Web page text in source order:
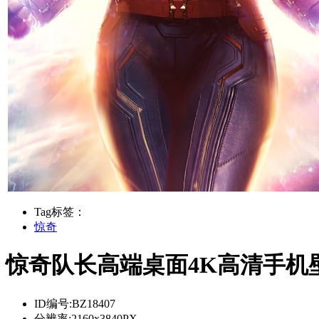
Tag标签：
惊奇
惊奇队长高端桌面4K高清手机
ID编号:BZ18407